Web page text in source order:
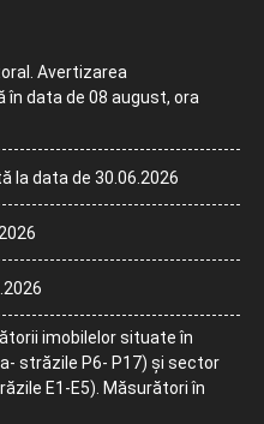
Avertizarea
în data de 08 august, ora
la data de 30.06.2026
imobilelor situate în
străzile P6- P17) și sector
E1-E5). Măsurători în